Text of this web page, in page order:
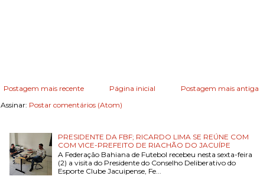
Postagem mais recente Postagem mais antiga
Página inicial
Assinar: Postar comentários (Atom)
PRESIDENTE DA FBF; RICARDO LIMA SE REÚNE COM
COM VICE-PREFEITO DE RIACHÃO DO JACUÍPE
A Federação Bahiana de Futebol recebeu nesta sexta-feira
(2) a visita do Presidente do Conselho Deliberativo do
Esporte Clube Jacuipense, Fe...